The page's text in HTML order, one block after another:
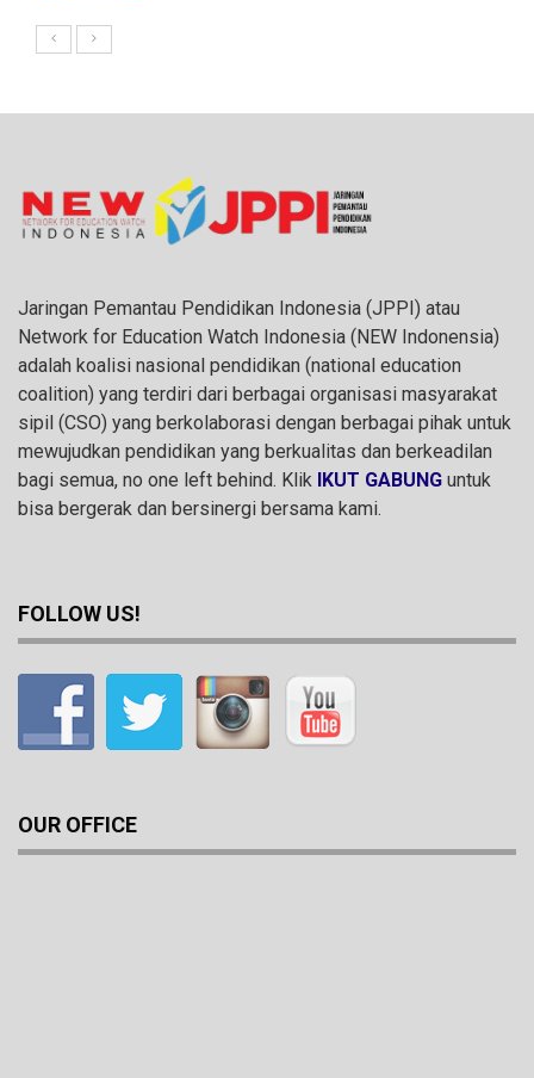
Jaringan Pemantau Pendidikan Indonesia (JPPI) atau
Network for Education Watch Indonesia (NEW Indonensia)
adalah koalisi nasional pendidikan (national education
coalition) yang terdiri dari berbagai organisasi masyarakat
sipil (CSO) yang berkolaborasi dengan berbagai pihak untuk
mewujudkan pendidikan yang berkualitas dan berkeadilan
bagi semua, no one left behind. Klik IKUT GABUNG untuk
bisa bergerak dan bersinergi bersama kami.
FOLLOW US!
OUR OFFICE